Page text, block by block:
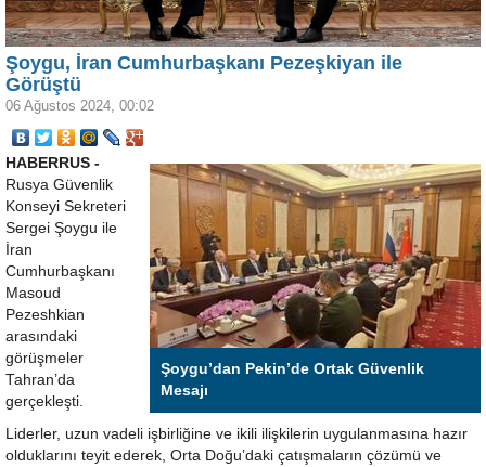
Şoygu, İran Cumhurbaşkanı Pezeşkiyan ile
Görüştü
06 Ağustos 2024, 00:02
Şoygu’dan Pekin’de Ortak Güvenlik
Mesajı
HABERRUS -
Rusya Güvenlik
Konseyi Sekreteri
Sergei Şoygu ile
İran
Cumhurbaşkanı
Masoud
Pezeshkian
arasındaki
görüşmeler
Tahran’da
gerçekleşti.
Liderler, uzun vadeli işbirliğine ve ikili ilişkilerin uygulanmasına hazır
olduklarını teyit ederek, Orta Doğu’daki çatışmaların çözümü ve